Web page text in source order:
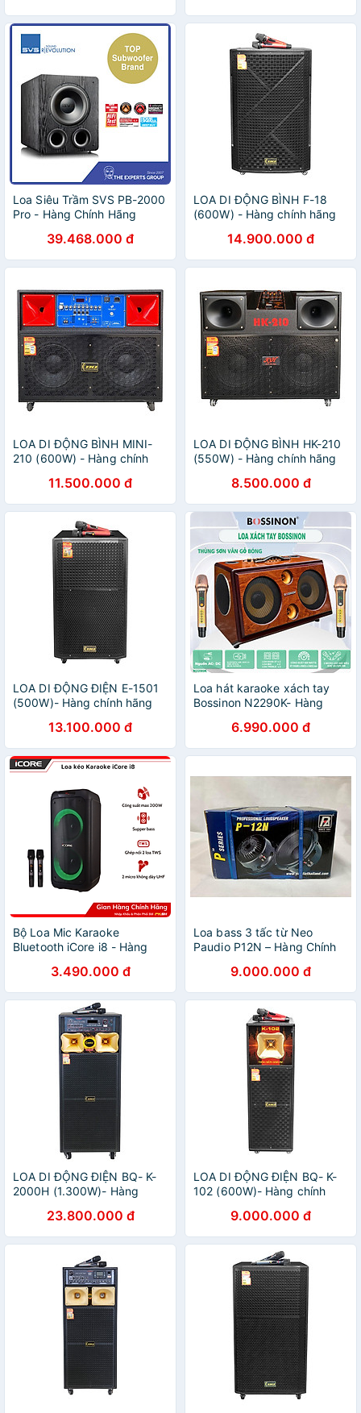
Loa Siêu Trầm SVS PB-2000
Pro - Hàng Chính Hãng
39.468.000 đ
LOA DI ĐỘNG BÌNH F-18
(600W) - Hàng chính hãng
14.900.000 đ
LOA DI ĐỘNG BÌNH MINI-
210 (600W) - Hàng chính
11.500.000 đ
LOA DI ĐỘNG BÌNH HK-210
(550W) - Hàng chính hãng
8.500.000 đ
LOA DI ĐỘNG ĐIỆN E-1501
(500W)- Hàng chính hãng
13.100.000 đ
Loa hát karaoke xách tay
Bossinon N2290K- Hàng
6.990.000 đ
Bộ Loa Mic Karaoke
Bluetooth iCore i8 - Hàng
3.490.000 đ
Loa bass 3 tấc từ Neo
Paudio P12N – Hàng Chính
9.000.000 đ
LOA DI ĐỘNG ĐIỆN BQ- K-
2000H (1.300W)- Hàng
23.800.000 đ
LOA DI ĐỘNG ĐIỆN BQ- K-
102 (600W)- Hàng chính
9.000.000 đ